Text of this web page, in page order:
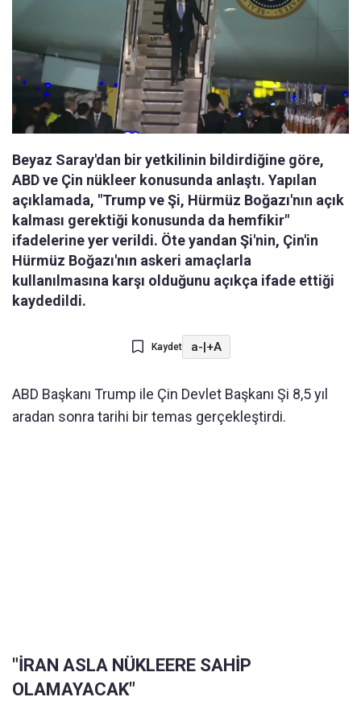
Beyaz Saray'dan bir yetkilinin bildirdiğine göre,
ABD ve Çin nükleer konusunda anlaştı. Yapılan
açıklamada, "Trump ve Şi, Hürmüz Boğazı'nın açık
kalması gerektiği konusunda da hemfikir"
ifadelerine yer verildi. Öte yandan Şi'nin, Çin'in
Hürmüz Boğazı'nın askeri amaçlarla
kullanılmasına karşı olduğunu açıkça ifade ettiği
kaydedildi.
Kaydet a-|+A
ABD Başkanı Trump ile Çin Devlet Başkanı Şi 8,5 yıl
aradan sonra tarihi bir temas gerçekleştirdi.
"İRAN ASLA NÜKLEERE SAHİP
OLAMAYACAK"